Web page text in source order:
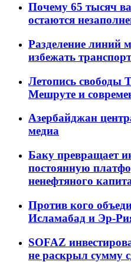
Почему 65 тысяч
остаются
Разделение линий
избежать
Летопись свободы
Мешруте и
Азербайджан
медиа
Баку превращает
постоянную
ненефтяного
Против кого
Исламабад и Эр-
SOFAZ
не раскрыл сумму